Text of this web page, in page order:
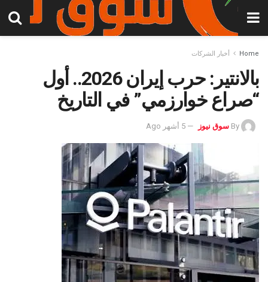
Home أخبار الشركات
بالانتير: حرب إيران 2026.. أول
“صراع خوارزمي” في التاريخ
By سوق نيوز 5 أشهر Ago